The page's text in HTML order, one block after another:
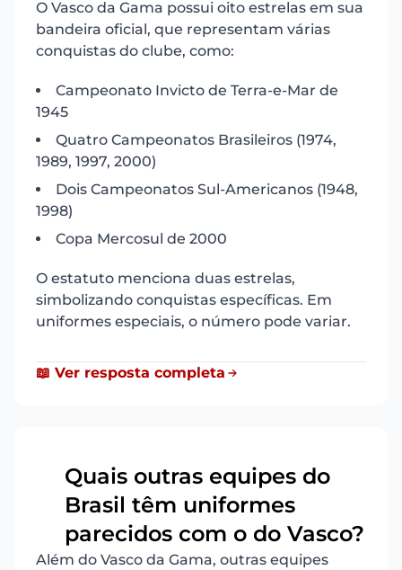
O Vasco da Gama possui oito estrelas em sua
bandeira oficial, que representam várias
conquistas do clube, como:
Campeonato Invicto de Terra-e-Mar de
1945
Quatro Campeonatos Brasileiros (1974,
1989, 1997, 2000)
Dois Campeonatos Sul-Americanos (1948,
1998)
Copa Mercosul de 2000
O estatuto menciona duas estrelas,
simbolizando conquistas específicas. Em
uniformes especiais, o número pode variar.
📖 Ver resposta completa
Quais outras equipes do
Brasil têm uniformes
parecidos com o do Vasco?
Além do Vasco da Gama, outras equipes